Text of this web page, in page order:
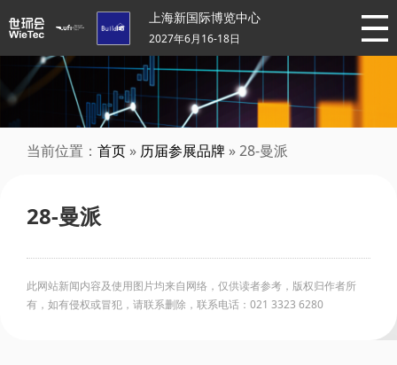
上海新国际博览中心
2027年6月16-18日
当前位置： 首页 » 历届参展品牌 » 28-曼派
28-曼派
此网站新闻内容及使用图片均来自网络，仅供读者参考，版权归作者所
有，如有侵权或冒犯，请联系删除，联系电话：021 3323 6280